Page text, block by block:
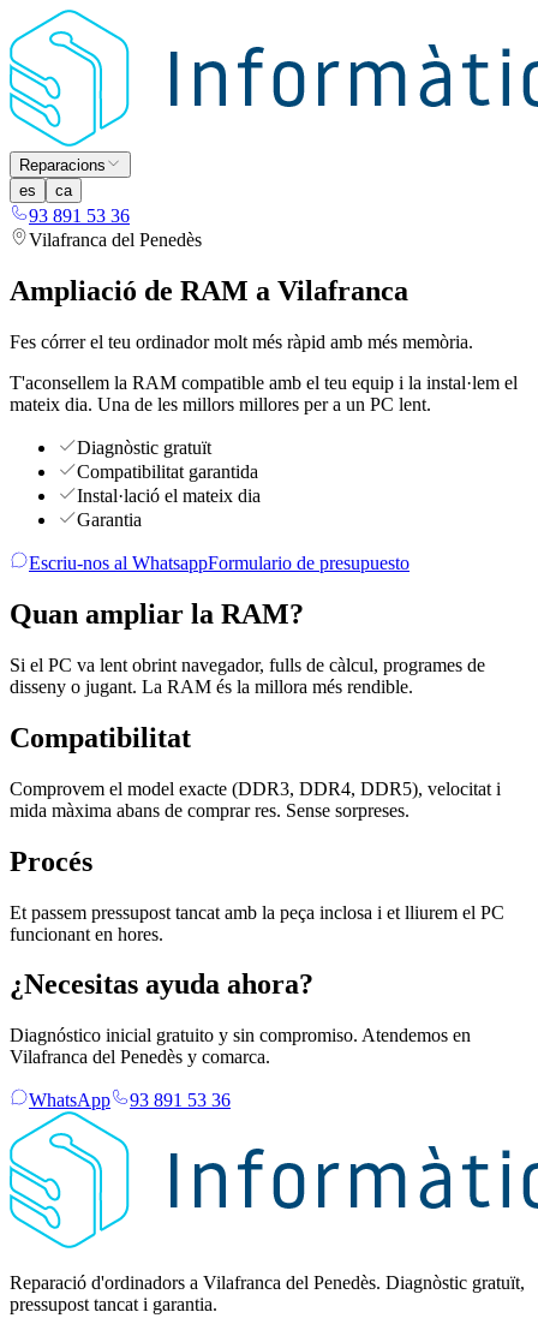
Reparacions
es
ca
93 891 53 36
Vilafranca del Penedès
Ampliació de RAM a Vilafranca
Fes córrer el teu ordinador molt més ràpid amb més memòria.
T'aconsellem la RAM compatible amb el teu equip i la instal·lem el
mateix dia. Una de les millors millores per a un PC lent.
Diagnòstic gratuït
Compatibilitat garantida
Instal·lació el mateix dia
Garantia
Escriu-nos al WhatsappFormulario de presupuesto
Quan ampliar la RAM?
Si el PC va lent obrint navegador, fulls de càlcul, programes de
disseny o jugant. La RAM és la millora més rendible.
Compatibilitat
Comprovem el model exacte (DDR3, DDR4, DDR5), velocitat i
mida màxima abans de comprar res. Sense sorpreses.
Procés
Et passem pressupost tancat amb la peça inclosa i et lliurem el PC
funcionant en hores.
¿Necesitas ayuda ahora?
Diagnóstico inicial gratuito y sin compromiso. Atendemos en
Vilafranca del Penedès y comarca.
WhatsApp 93 891 53 36
Reparació d'ordinadors a Vilafranca del Penedès. Diagnòstic gratuït,
pressupost tancat i garantia.